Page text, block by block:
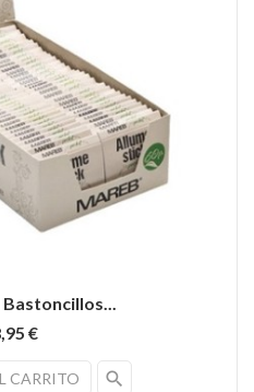
Bastoncillos...
€
CARRITO search